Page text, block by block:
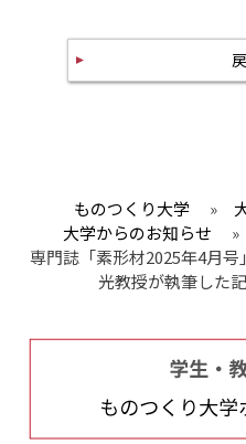
ものつくり大学 »
大学からのお知らせ
»
専門誌「素形材2025年4月
光教授が執筆した